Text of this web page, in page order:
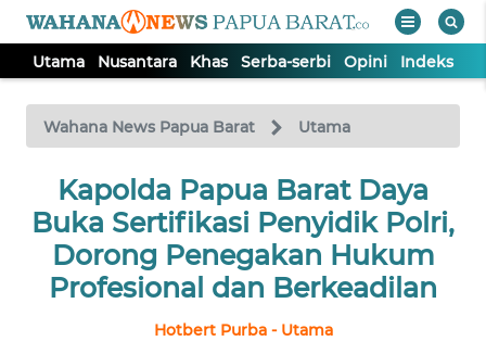
Utama Nusantara Khas Serba-serbi Opini Indeks
Wahana News Papua Barat Utama
Kapolda Papua Barat Daya
Buka Sertifikasi Penyidik Polri,
Dorong Penegakan Hukum
Profesional dan Berkeadilan
Hotbert Purba - Utama
TV
Tutup
UTAMA
NUSANTARA